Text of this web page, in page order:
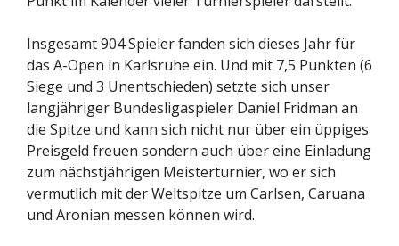
Insgesamt 904 Spieler fanden sich dieses Jahr für
das A-Open in Karlsruhe ein. Und mit 7,5 Punkten (6
Siege und 3 Unentschieden) setzte sich unser
langjähriger Bundesligaspieler Daniel Fridman an
die Spitze und kann sich nicht nur über ein üppiges
Preisgeld freuen sondern auch über eine Einladung
zum nächstjährigen Meisterturnier, wo er sich
vermutlich mit der Weltspitze um Carlsen, Caruana
und Aronian messen können wird.